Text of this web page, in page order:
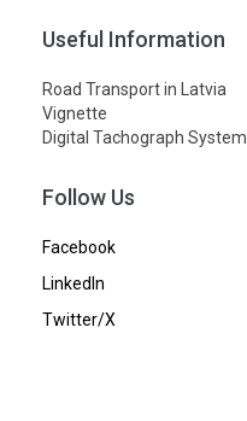
Useful Information
Road Transport in Latvia
Vignette
Digital Tachograph System
Follow Us
Facebook
LinkedIn
Twitter/X